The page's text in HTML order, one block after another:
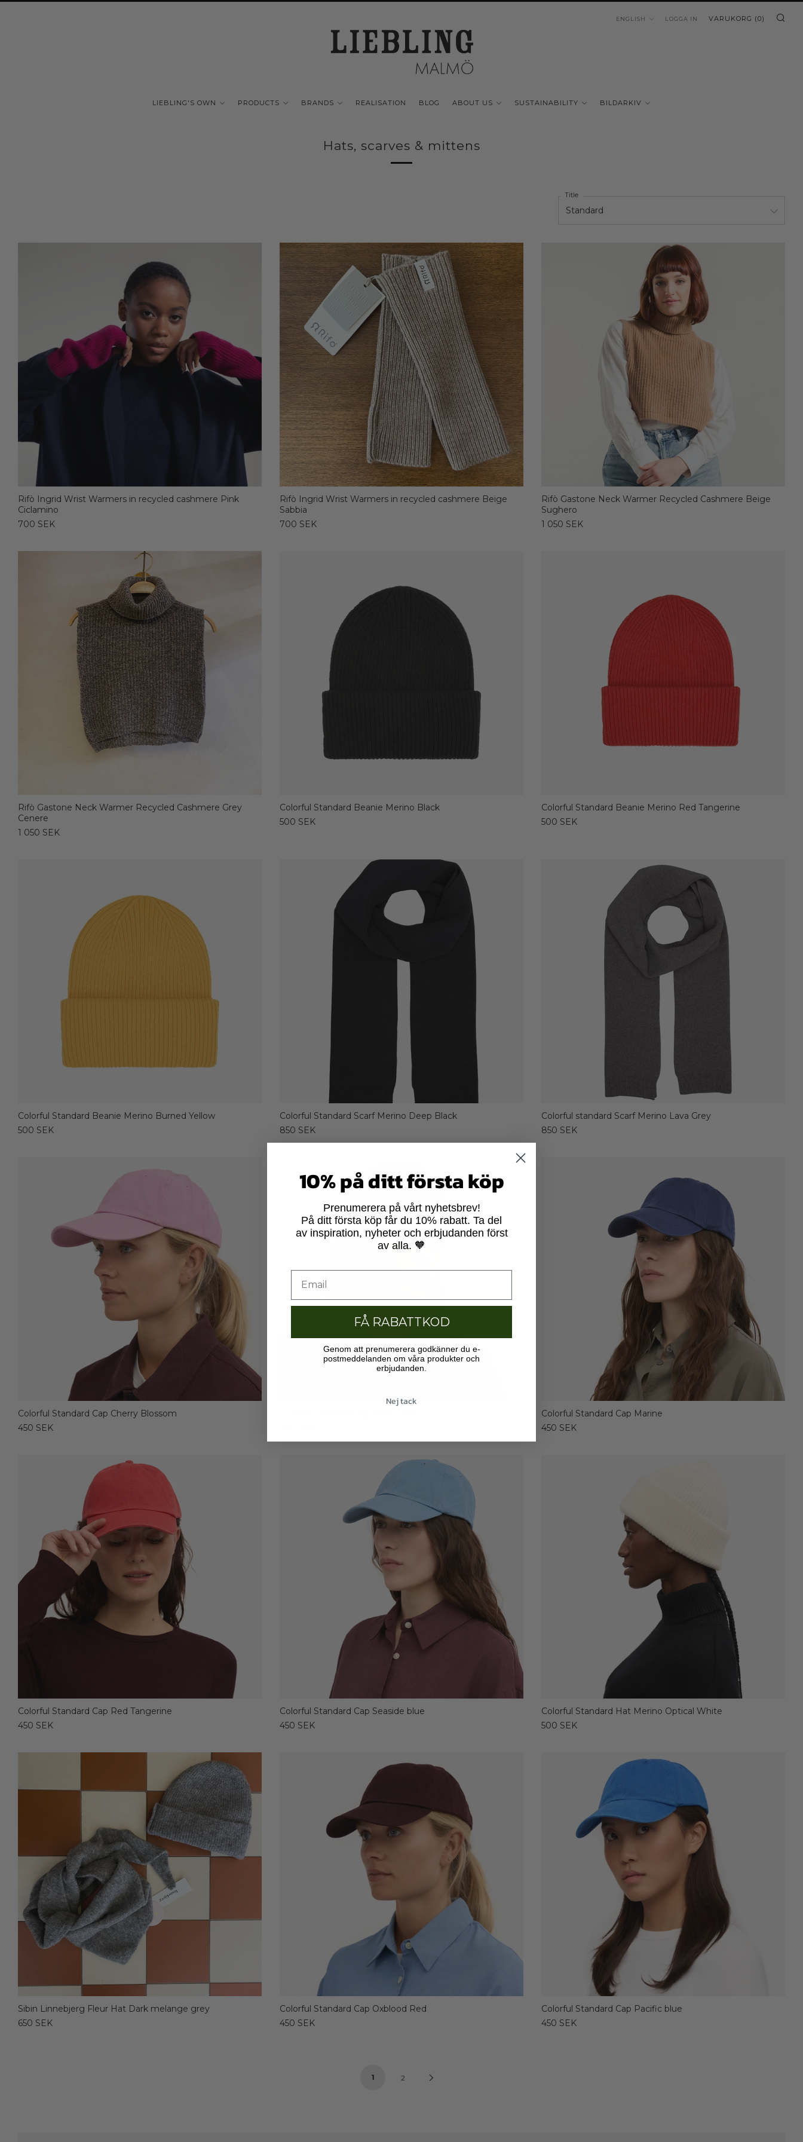
LIEBLING'S OWN PRODUCTS BRANDS REALISATION BLOG ABOUT US SUSTAINABILITY BILDARKIV
LANGUAGE
ENGLISH LOGGA IN VARUKORG (0)
Hats, scarves & mittens
Title
Rifò Ingrid Wrist Warmers in recycled cashmere Pink
Ciclamino
700 SEK
Rifò Ingrid Wrist Warmers in recycled cashmere Beige
Sabbia
700 SEK
Rifò Gastone Neck Warmer Recycled Cashmere Beige
Sughero
1 050 SEK
Rifò Gastone Neck Warmer Recycled Cashmere Grey
Cenere
1 050 SEK
Colorful Standard Beanie Merino Black
500 SEK
Colorful Standard Beanie Merino Red Tangerine
500 SEK
Colorful Standard Beanie Merino Burned Yellow
500 SEK
Colorful Standard Scarf Merino Deep Black
850 SEK
Colorful standard Scarf Merino Lava Grey
850 SEK
Colorful Standard Cap Cherry Blossom
450 SEK
Colorful Standard Cap Marine
450 SEK
Colorful Standard Cap Red Tangerine
450 SEK
Colorful Standard Cap Seaside blue
450 SEK
Colorful Standard Hat Merino Optical White
500 SEK
Sibin Linnebjerg Fleur Hat Dark melange grey
650 SEK
Colorful Standard Cap Oxblood Red
450 SEK
Colorful Standard Cap Pacific blue
450 SEK
1 2
10% på ditt första köp
Prenumerera på vårt nyhetsbrev!
På ditt första köp får du 10% rabatt. Ta del
av inspiration, nyheter och erbjudanden först
av alla. 🧡
FÅ RABATTKOD
Genom att prenumerera godkänner du e-
postmeddelanden om våra produkter och
erbjudanden.
Nej tack